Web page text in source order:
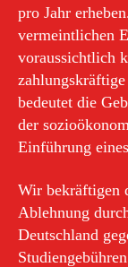
pro Jahr
vermeintlichen
voraussichtlich
bedeutet die
der
Einführung
Wir bekräftigen
Ablehnung
Deutschland